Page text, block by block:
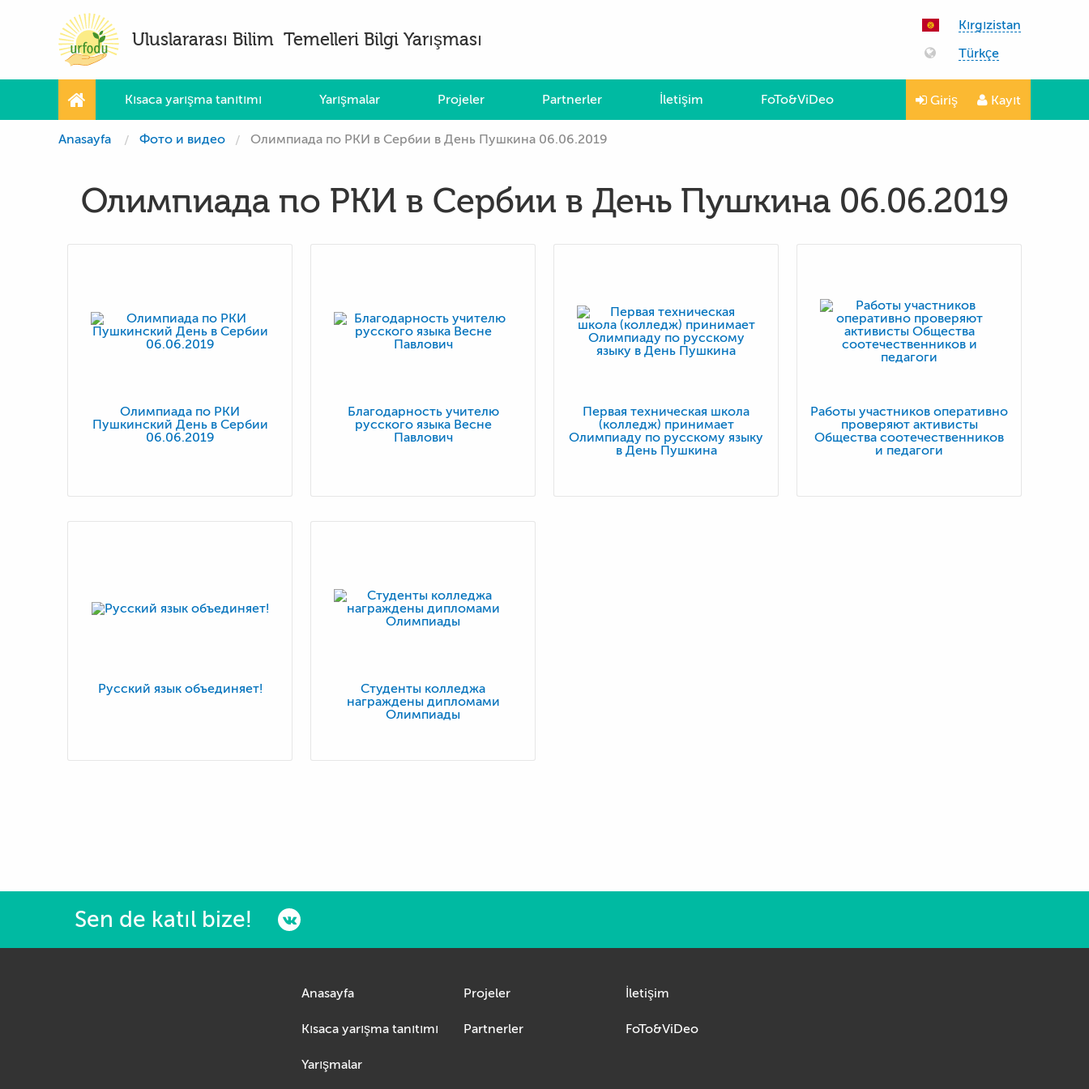
Uluslararası Bilim Temelleri Bilgi Yarışması
Kırgızistan
Türkçe
Kısaca yarışma tanıtımı Yarışmalar Projeler Partnerler İletişim FoTo&ViDeo Giriş Kayıt
Anasayfa Фото и видео Олимпиада по РКИ в Сербии в День Пушкина 06.06.2019
Олимпиада по РКИ в Сербии в День Пушкина 06.06.2019
Олимпиада по РКИ
Пушкинский День в Сербии
06.06.2019
Благодарность учителю
русского языка Весне
Павлович
Первая техническая школа
(колледж) принимает
Олимпиаду по русскому языку
в День Пушкина
Работы участников оперативно
проверяют активисты
Общества соотечественников
и педагоги
Русский язык объединяет!
Студенты колледжа
награждены дипломами
Олимпиады
Sen de katıl bize!
Anasayfa
Kısaca yarışma tanıtımı
Yarışmalar
Projeler
Partnerler
İletişim
FoTo&ViDeo